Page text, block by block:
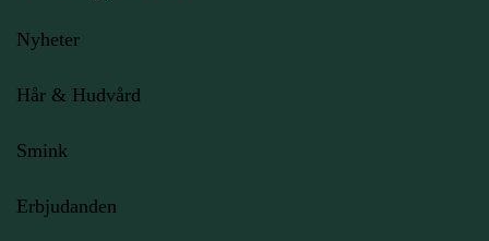
Nyheter
Hår & Hudvård
Smink
Erbjudanden